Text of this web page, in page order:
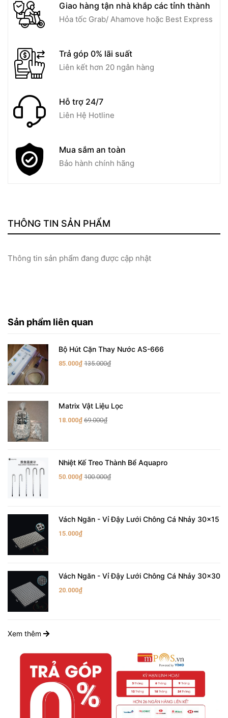
Giao hàng tận nhà khắp các tỉnh thành
Hỏa tốc Grab/ Ahamove hoặc Best Express
Trả góp 0% lãi suất
Liên kết hơn 20 ngân hàng
Hỗ trợ 24/7
Liên Hệ Hotline
Mua sắm an toàn
Bảo hành chính hãng
THÔNG TIN SẢN PHẨM
Thông tin sản phẩm đang được cập nhật
Sản phẩm liên quan
Bộ Hút Cặn Thay Nước AS-666
85.000₫ 135.000₫
Matrix Vật Liệu Lọc
18.000₫ 69.000₫
Nhiệt Kế Treo Thành Bể Aquapro
50.000₫ 100.000₫
Vách Ngăn - Vỉ Đậy Lưới Chông Cá Nhảy 30x15
15.000₫
Vách Ngăn - Vỉ Đậy Lưới Chông Cá Nhảy 30x30
20.000₫
Xem thêm